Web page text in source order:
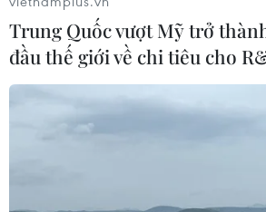
Trung Quốc vượt Mỹ trở
đầu thế giới về chi tiêu cho